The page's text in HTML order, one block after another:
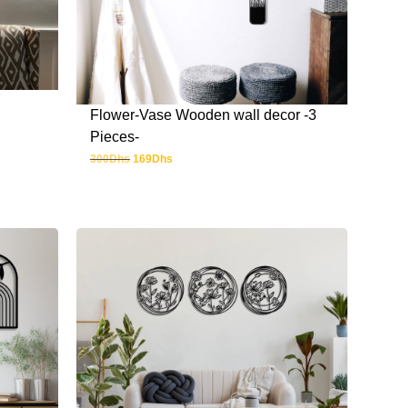
Flower-Vase Wooden wall decor -3
Pieces-
300Dhs 169Dhs